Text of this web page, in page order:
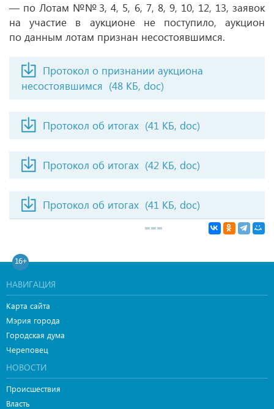
— по Лотам №№ 3, 4, 5, 6, 7, 8, 9, 10, 12, 13, заявок
на участие в аукционе не поступило, аукцион
по данным лотам признан несостоявшимся.
Протокол о признании аукциона
несостоявшимся (48 КБ, doc)
Протокол об итогах (41 КБ, doc)
Протокол об итогах (42 КБ, doc)
Протокол об итогах (41 КБ, doc)
16+
НАВИГАЦИЯ
Карта сайта
Мэрия города
Городская дума
Череповец
НОВОСТИ
Происшествия
Власть